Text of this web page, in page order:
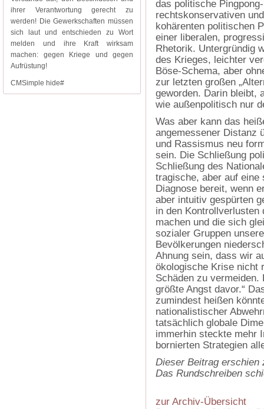
ihrer Verantwortung gerecht zu
werden! Die Gewerkschaften müssen
sich laut und entschieden zu Wort
melden und ihre Kraft wirksam
machen: gegen Kriege und gegen
Aufrüstung!
CMSimple hide#
das politische
rechtskonservativen
kohärenten politischen
einer liberalen,
Rhetorik. Untergründig
des Krieges, leichter
Böse-Schema, aber
zur letzten großen
geworden. Darin bleibt,
wie außenpolitisch nur
Was aber kann das
angemessener Distanz
und Rassismus neu
sein. Die Schließung
Schließung des
tragische, aber auf
Diagnose bereit, wenn
aber intuitiv gespürten
in den Kontrollverlusten
machen und die sich
sozialer Gruppen
Bevölkerungen
Ahnung sein, dass wir
ökologische Krise nicht
Schäden zu vermeiden.
größte Angst davor.“
zumindest heißen
nationalistischer
tatsächlich globale
immerhin steckte mehr
bornierten Strategien
Dieser Beitrag erschien
Das Rundschreiben
zur Archiv-Übersicht